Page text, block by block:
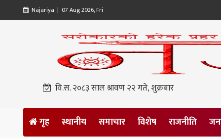
to
Najariya | 07 Aug 2026, Fri
वि.स. २०८३ साल श्रावण २२ गते, शुक्रबार
गृह स्थानीय समाचार विशेष राजनीति